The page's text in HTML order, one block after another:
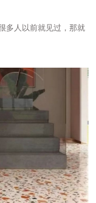
人以前就见过，那就